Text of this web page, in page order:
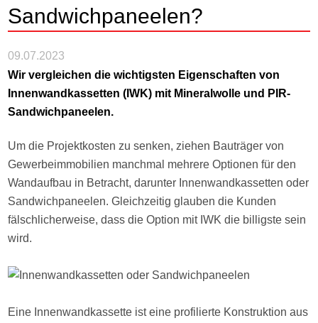
Sandwichpaneelen?
09.07.2023
Wir vergleichen die wichtigsten Eigenschaften von
Innenwandkassetten (IWK) mit Mineralwolle und PIR-
Sandwichpaneelen.
Um die Projektkosten zu senken, ziehen Bauträger von
Gewerbeimmobilien manchmal mehrere Optionen für den
Wandaufbau in Betracht, darunter Innenwandkassetten oder
Sandwichpaneelen. Gleichzeitig glauben die Kunden
fälschlicherweise, dass die Option mit IWK die billigste sein
wird.
Eine Innenwandkassette ist eine profilierte Konstruktion aus